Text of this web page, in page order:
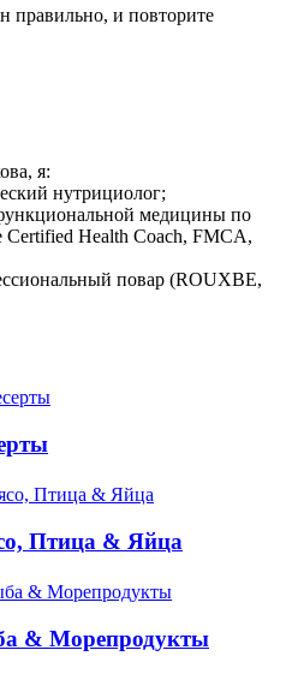
правильно, и повторите
я:
нутрициолог;
медицины по
Health Coach, FMCA,
повар (ROUXBE,
Птица & Яйца
& Mорепродукты